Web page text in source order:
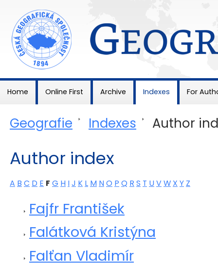
Home Online First Archive Indexes For
Geografie > Indexes > Author
Author index
A B C D E F G H IJ K L M NO P Q R S T UVW X Y Z
Fajfr František
Falátková Kristýna
Falťan Vladimír